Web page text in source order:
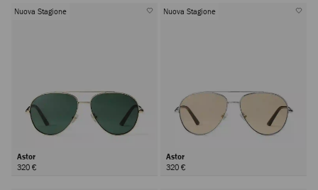
Nuova Stagione
Astor
320 €
Nuova Stagione
Astor
320 €